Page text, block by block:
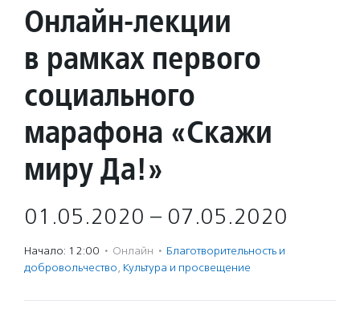
Онлайн-лекции
в рамках первого
социального
марафона «Скажи
миру Да!»
01.05.2020 – 07.05.2020
Начало: 12:00 · Онлайн · Благотвори­тель­ность и
доброволь­чест­во, Культура и просвещение